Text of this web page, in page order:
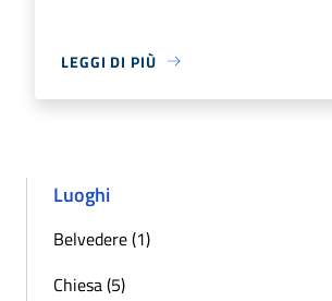
LEGGI DI PIÙ
Luoghi
Belvedere (1)
Chiesa (5)